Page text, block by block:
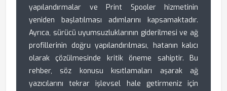
yapılandırmalar ve Print Spooler hizmetinin
yeniden başlatılması adımlarını kapsamaktadır.
Ayrıca, sürücü uyumsuzluklarının giderilmesi ve ağ
profillerinin doğru yapılandırılması, hatanın kalıcı
olarak çözülmesinde kritik öneme sahiptir. Bu
rehber, söz konusu kısıtlamaları aşarak ağ
yazıcılarını tekrar işlevsel hale getirmeniz için